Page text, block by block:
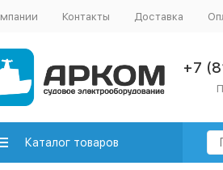
Контакты Доставка
+7
Каталог товаров